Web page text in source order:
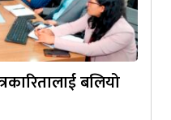
बलियो